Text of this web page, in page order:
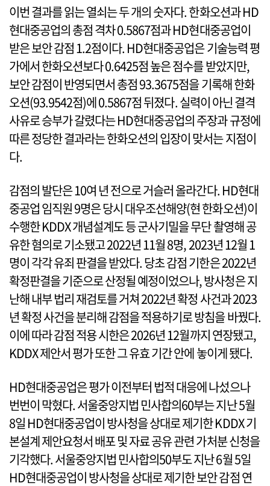
이번 결과를 읽는 열쇠는 두 개의 숫자다. 한화오션과 HD
현대중공업의 총점 격차 0.5867점과 HD현대중공업이
받은 보안 감점 1.2점이다. HD현대중공업은 기술능력 평
가에서 한화오션보다 0.6425점 높은 점수를 받았지만,
보안 감점이 반영되면서 총점 93.3675점을 기록해 한화
오션(93.9542점)에 0.5867점 뒤졌다. 실력이 아닌 결격
사유로 승부가 갈렸다는 HD현대중공업의 주장과 규정에
따른 정당한 결과라는 한화오션의 입장이 맞서는 지점이
다.
감점의 발단은 10여 년 전으로 거슬러 올라간다. HD현대
중공업 임직원 9명은 당시 대우조선해양(현 한화오션)이
수행한 KDDX 개념설계도 등 군사기밀을 무단 촬영해 공
유한 혐의로 기소됐고 2022년 11월 8명, 2023년 12월 1
명이 각각 유죄 판결을 받았다. 당초 감점 기한은 2022년
확정판결을 기준으로 산정될 예정이었으나, 방사청은 지
난해 내부 법리 재검토를 거쳐 2022년 확정 사건과 2023
년 확정 사건을 분리해 감점을 적용하기로 방침을 바꿨다.
이에 따라 감점 적용 시한은 2026년 12월까지 연장됐고,
KDDX 제안서 평가 또한 그 유효 기간 안에 놓이게 됐다.
HD현대중공업은 평가 이전부터 법적 대응에 나섰으나
번번이 막혔다. 서울중앙지법 민사합의60부는 지난 5월
8일 HD현대중공업이 방사청을 상대로 제기한 KDDX 기
본설계 제안요청서 배포 및 자료 공유 관련 가처분 신청을
기각했다. 서울중앙지법 민사합의50부도 지난 6월 5일
HD현대중공업이 방사청을 상대로 제기한 보안 감점 연